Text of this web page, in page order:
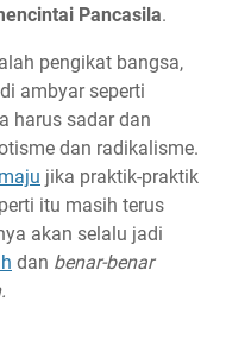
Pancasila.
pengikat bangsa,
ambyar seperti
harus sadar dan
dan radikalisme.
jika praktik-praktik
itu masih terus
akan selalu jadi
dan benar-benar